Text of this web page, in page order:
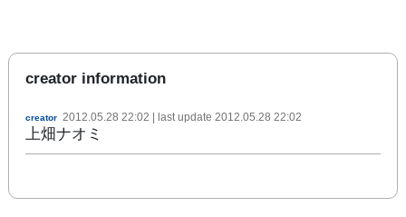
creator information
creator 2012.05.28 22:02 | last update 2012.05.28 22:02
上畑ナオミ